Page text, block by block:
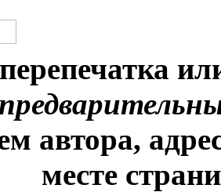
автора,
месте